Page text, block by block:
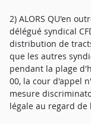
2) ALORS QU'en
délégué syndical
distribution de
que les autres
pendant la plage
00, la cour d'appel
mesure
légale au regard de